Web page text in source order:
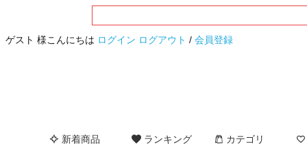
ゲスト 様こんにちは ログイン ログアウト / 会員登録
新着商品 ランキング カテゴリ